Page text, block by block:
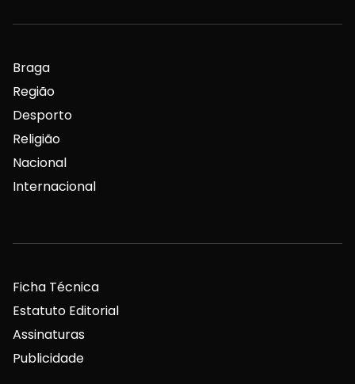
Braga
Região
Desporto
Religião
Nacional
Internacional
Ficha Técnica
Estatuto Editorial
Assinaturas
Publicidade